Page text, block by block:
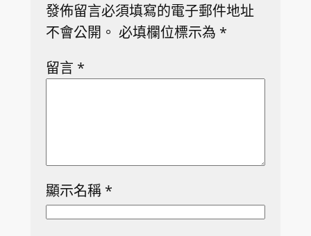
發佈留言必須填寫的電子郵件地址
不會公開。 必填欄位標示為 *
留言 *
顯示名稱 *